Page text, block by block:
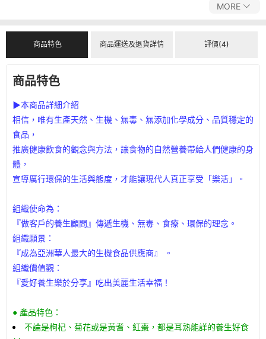
MORE
商品特色 商品運送及退貨詳情 評價(4)
商品特色
▶本商品詳細介紹
相信，唯有生產天然、生機、無毒、無添加化學成分、品質穩定的
食品，
推廣健康飲食的觀念與方法，讓食物的自然營養帶給人們健康的身
體，
宣導厲行環保的生活與態度，才能讓現代人真正享受「樂活」。
組織使命為：
『做客戶的養生顧問』傳遞生機、無毒、食療、環保的理念。
組織願景：
『成為亞洲華人最大的生機食品供應商』 。
組織價值觀：
『愛好養生樂於分享』吃出美麗生活幸福！
● 產品特色：
不論是枸杞、菊花或是黃耆、紅棗，都是耳熟能詳的養生好食